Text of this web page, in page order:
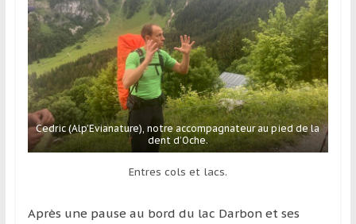
Cedric (Alp’Evianature), notre accompagnateur au pied de la
dent d’Oche.
Entres cols et lacs.
Après une pause au bord du lac Darbon et ses